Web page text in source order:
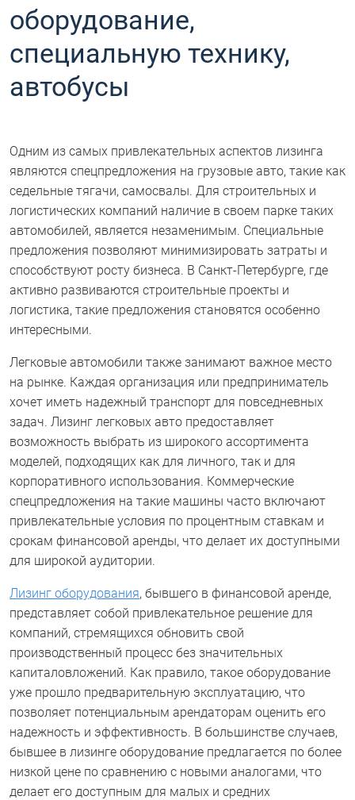
оборудование,
специальную технику,
автобусы
Одним из самых привлекательных аспектов лизинга
являются спецпредложения на грузовые авто, такие как
седельные тягачи, самосвалы. Для строительных и
логистических компаний наличие в своем парке таких
автомобилей, является незаменимым. Специальные
предложения позволяют минимизировать затраты и
способствуют росту бизнеса. В Санкт-Петербурге, где
активно развиваются строительные проекты и
логистика, такие предложения становятся особенно
интересными.
Легковые автомобили также занимают важное место
на рынке. Каждая организация или предприниматель
хочет иметь надежный транспорт для повседневных
задач. Лизинг легковых авто предоставляет
возможность выбрать из широкого ассортимента
моделей, подходящих как для личного, так и для
корпоративного использования. Коммерческие
спецпредложения на такие машины часто включают
привлекательные условия по процентным ставкам и
срокам финансовой аренды, что делает их доступными
для широкой аудитории.
Лизинг оборудования, бывшего в финансовой аренде,
представляет собой привлекательное решение для
компаний, стремящихся обновить свой
производственный процесс без значительных
капиталовложений. Как правило, такое оборудование
уже прошло предварительную эксплуатацию, что
позволяет потенциальным арендаторам оценить его
надежность и эффективность. В большинстве случаев,
бывшее в лизинге оборудование предлагается по более
низкой цене по сравнению с новыми аналогами, что
делает его доступным для малых и средних